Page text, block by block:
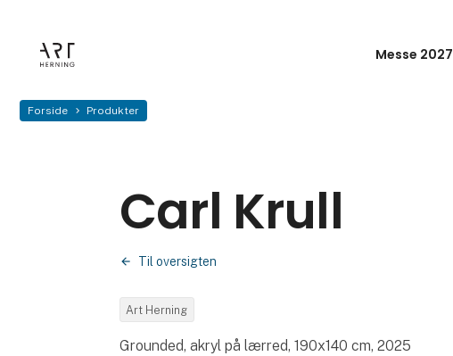
Messe 2027
Forside Produkter
Carl Krull
Til oversigten
Art Herning
Grounded, akryl på lærred, 190x140 cm, 2025